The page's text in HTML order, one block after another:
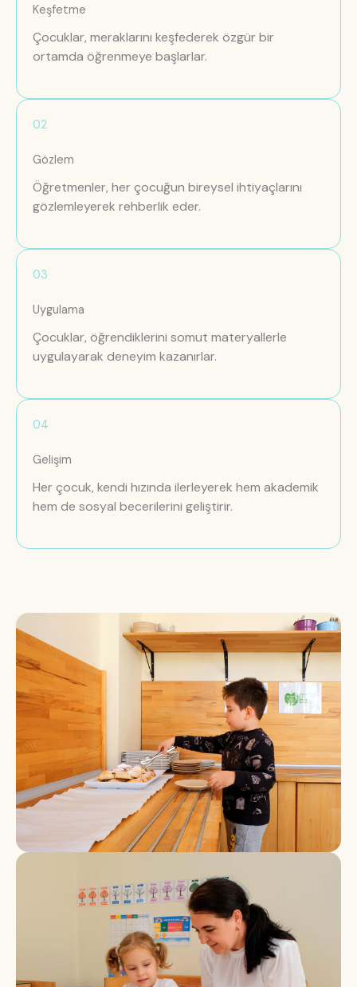
Keşfetme
Çocuklar, meraklarını keşfederek özgür bir
ortamda öğrenmeye başlarlar.
02
Gözlem
Öğretmenler, her çocuğun bireysel ihtiyaçlarını
gözlemleyerek rehberlik eder.
03
Uygulama
Çocuklar, öğrendiklerini somut materyallerle
uygulayarak deneyim kazanırlar.
04
Gelişim
Her çocuk, kendi hızında ilerleyerek hem akademik
hem de sosyal becerilerini geliştirir.